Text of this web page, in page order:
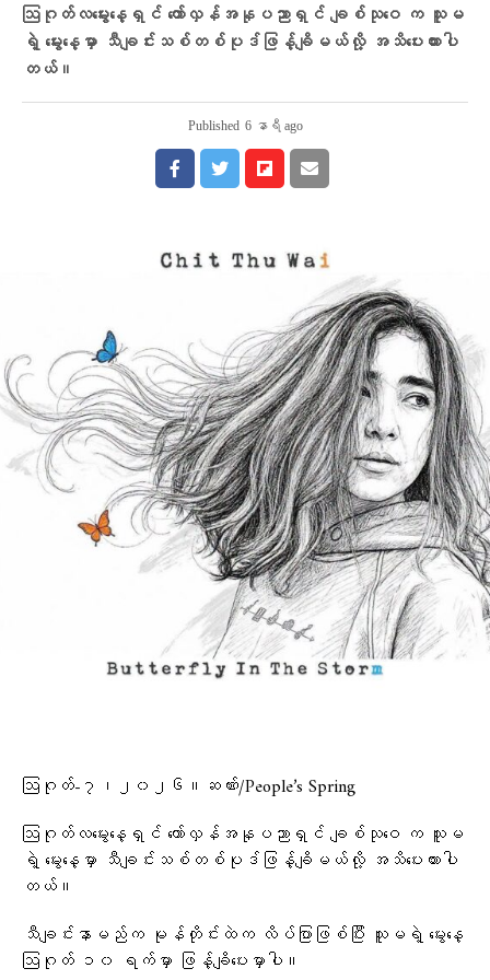
ဩဂုတ်လမွေးနေ့ရှင် တော်လှန်အနုပညာရှင် ချစ်သုဝေ က သူမ
ရဲ့ မွေးနေ့မှာ သီချင်းသစ်တစ်ပုဒ်ဖြန့်ချိမယ်လို့ အသိပေးထားပါ
တယ်။
Published 6 နာရီ ago
ဩဂုတ်-၇၊၂၀၂၆။ဆဏ်း/People’s Spring
ဩဂုတ်လမွေးနေ့ရှင် တော်လှန်အနုပညာရှင် ချစ်သုဝေ က သူမ
ရဲ့ မွေးနေ့မှာ သီချင်းသစ်တစ်ပုဒ်ဖြန့်ချိမယ်လို့ အသိပေးထားပါ
တယ်။
သီချင်းနာမည်က မုန်တိုင်းထဲက လိပ်ပြာဖြစ်ပြီး သူမရဲ့ မွေးနေ့
ဩဂုတ် ၁၀ ရက်မှာ ဖြန့်ချိပေးမှာပါ။